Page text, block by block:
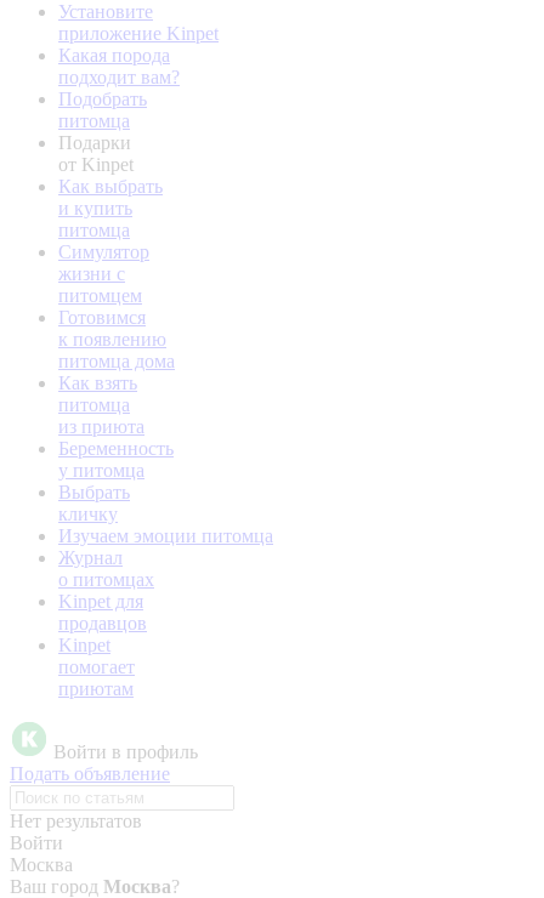
Установите
приложение Kinpet
Какая порода
подходит вам?
Подобрать
питомца
Подарки
от Kinpet
Как выбрать
и купить
питомца
Симулятор
жизни с
питомцем
Готовимся
к появлению
питомца дома
Как взять
питомца
из приюта
Беременность
у питомца
Выбрать
кличку
Изучаем эмоции питомца
Журнал
о питомцах
Kinpet для
продавцов
Kinpet
помогает
приютам
Войти в профиль
Подать объявление
Нет результатов
Войти
Москва
Ваш город Москва?